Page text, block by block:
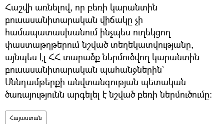
Հաշվի առնելով, որ բեռի կարանտին
բուսասանիտարական վիճակը չի
համապատասխանում ինչպես ուղեկցող
փաստաթղթերում նշված տեղեկատվությանը,
այնպես էլ ՀՀ տարածք ներմուծվող կարանտին
բուսասանիտարական պահանջներին`
Սննդամթերքի անվտանգության պետական
ծառայությունն արգելել է նշված բեռի ներմուծումը:
Հայաստան